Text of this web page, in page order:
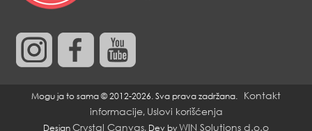
KREĆE SEZONA LAVA: 5 tajnih
osobina kraljeva horoskopa zbog
kojih ih svi tajno obožavaju (ili im
Mogu ja to sama © 2012-2026. Sva prava zadržana. Kontakt
informacije, Uslovi korišćenja
Design Crystal Canvas, Dev by WIN Solutions d.o.o